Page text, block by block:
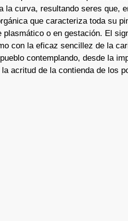
la curva, resultando seres que,
que caracteriza toda su
plasmático o en gestación. El
con la eficaz sencillez de la
contemplando, desde la
acritud de la contienda de los